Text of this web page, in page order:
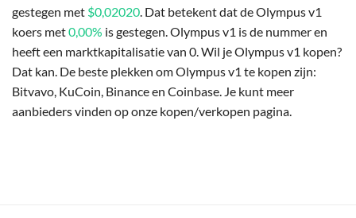
gestegen met $0,02020. Dat betekent dat de Olympus v1
koers met0,00% is gestegen. Olympus v1 is de nummer en
heeft een marktkapitalisatie van 0. Wil je Olympus v1 kopen?
Dat kan. De beste plekken om Olympus v1 te kopen zijn:
Bitvavo, KuCoin, Binance en Coinbase. Je kunt meer
aanbieders vinden op onze kopen/verkopen pagina.